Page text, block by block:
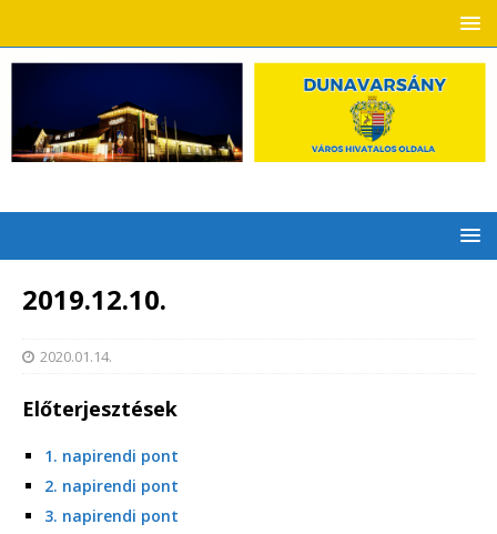
2019.12.10.
2020.01.14.
Előterjesztések
1. napirendi pont
2. napirendi pont
3. napirendi pont